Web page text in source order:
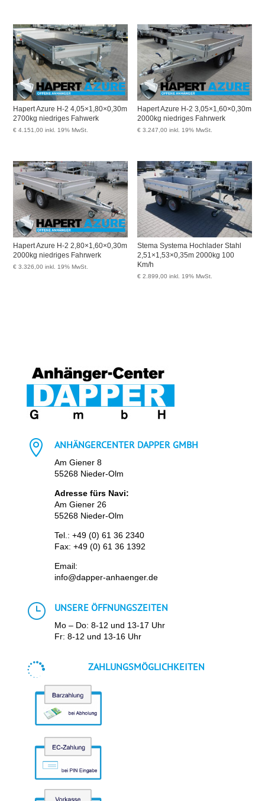
Hapert Azure H-2 4,05×1,80×0,30m
2700kg niedriges Fahwerk
€ 4.151,00 inkl. 19% MwSt.
Hapert Azure H-2 3,05×1,60×0,30m
2000kg niedriges Fahrwerk
€ 3.247,00 inkl. 19% MwSt.
Hapert Azure H-2 2,80×1,60×0,30m
2000kg niedriges Fahrwerk
€ 3.326,00 inkl. 19% MwSt.
Stema Systema Hochlader Stahl
2,51×1,53×0,35m 2000kg 100
Km/h
€ 2.899,00 inkl. 19% MwSt.
 ANHÄNGERCENTER DAPPER GMBH
Am Giener 8
55268 Nieder-Olm
Adresse fürs Navi:
Am Giener 26
55268 Nieder-Olm
Tel.: +49 (0) 61 36 2340
Fax: +49 (0) 61 36 1392
Email:
info@dapper-anhaenger.de
} UNSERE ÖFFNUNGSZEITEN
Mo – Do: 8-12 und 13-17 Uhr
Fr: 8-12 und 13-16 Uhr
 ZAHLUNGSMÖGLICHKEITEN